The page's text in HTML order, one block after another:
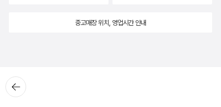
뒤로가
기
중고매장 위치, 영업시간 안내